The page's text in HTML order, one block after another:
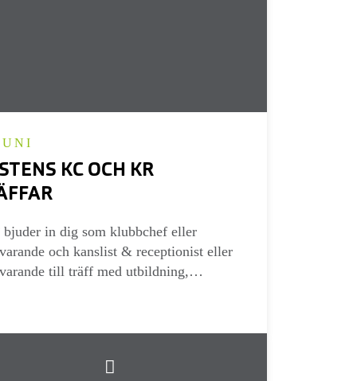
KC OCH KR
in dig som klubbchef eller
och kanslist & receptionist eller
till träff med utbildning,